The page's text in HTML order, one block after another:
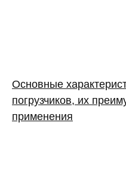
Основные
погрузчиков, их
применения